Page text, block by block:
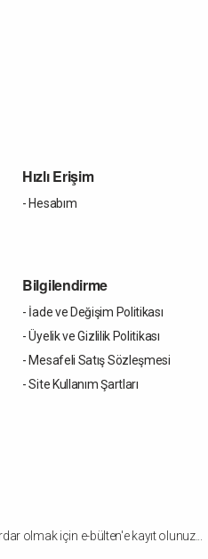
Hızlı Erişim
- Hesabım
Bilgilendirme
- İade ve Değişim Politikası
- Üyelik ve Gizlilik Politikası
- Mesafeli Satış Sözleşmesi
- Site Kullanım Şartları
olmak için e-bülten'e kayıt olunuz...